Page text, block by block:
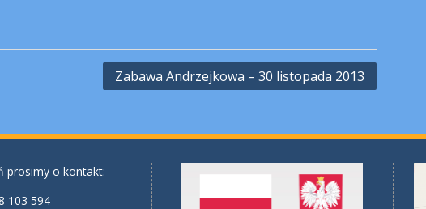
Zabawa Andrzejkowa – 30 listopada 2013
prosimy o kontakt:
103 594